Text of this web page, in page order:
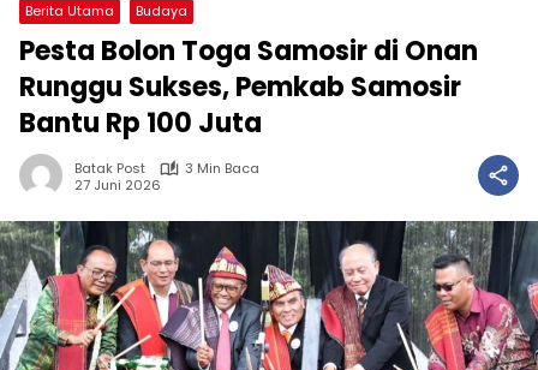
Berita Utama Budaya
Pesta Bolon Toga Samosir di Onan
Runggu Sukses, Pemkab Samosir
Bantu Rp 100 Juta
Batak Post
3 Min Baca
27 Juni 2026